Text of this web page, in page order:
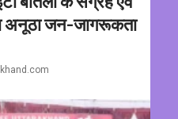
अनूठा जन-जागरूकता